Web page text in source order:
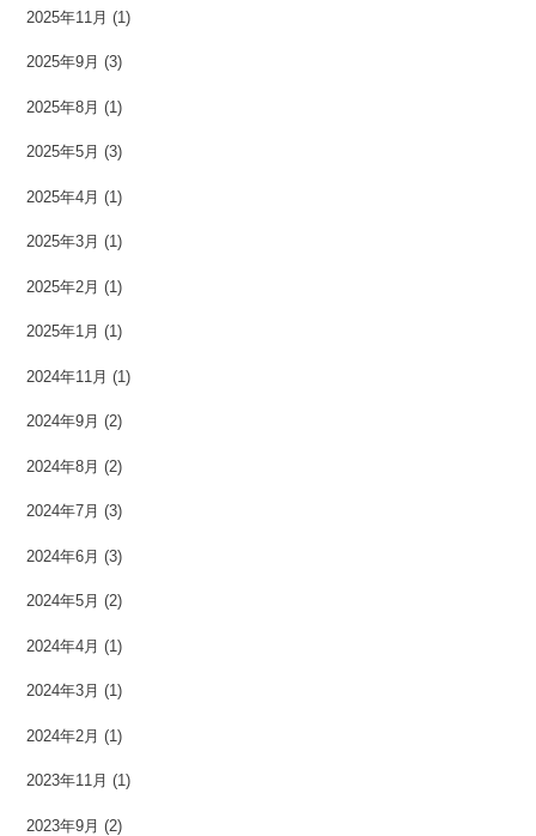
2025年11月 (1)
2025年9月 (3)
2025年8月 (1)
2025年5月 (3)
2025年4月 (1)
2025年3月 (1)
2025年2月 (1)
2025年1月 (1)
2024年11月 (1)
2024年9月 (2)
2024年8月 (2)
2024年7月 (3)
2024年6月 (3)
2024年5月 (2)
2024年4月 (1)
2024年3月 (1)
2024年2月 (1)
2023年11月 (1)
2023年9月 (2)